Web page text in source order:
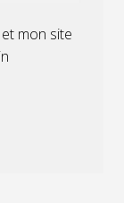
mon site